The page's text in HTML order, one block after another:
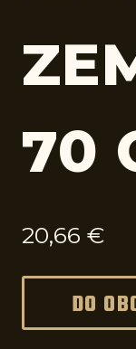
70
20,66 €
DO